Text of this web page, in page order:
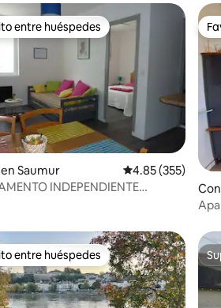
entre huéspedes
entre huéspedes
Saumur Calificación
4.85 (355)
INDEPENDIENTE
entre huéspedes
entre huéspedes